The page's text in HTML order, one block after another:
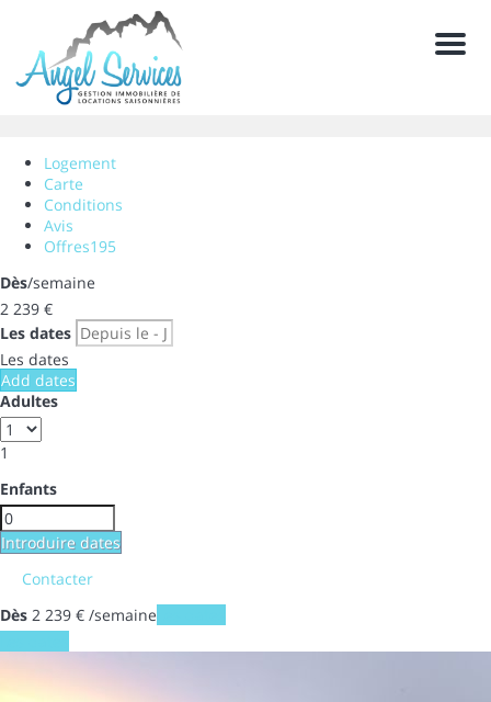
Menu
Logement
Carte
Conditions
Avis
Offres195
Dès/semaine
2 239 €
Les dates
Les dates
Add dates
Adultes
1
Enfants
Introduire dates
Contacter
Dès 2 239 € /semaine